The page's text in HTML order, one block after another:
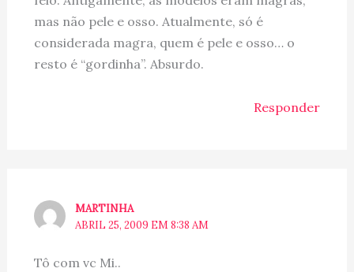
mas não pele e osso. Atualmente, só é
considerada magra, quem é pele e osso… o
resto é “gordinha”. Absurdo.
Responder
MARTINHA
ABRIL 25, 2009 EM 8:38 AM
Tô com vc Mi..